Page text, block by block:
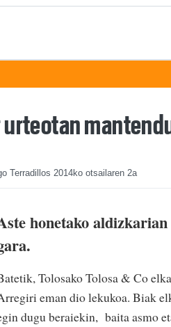
Terradillos 2014ko otsailaren 2a
honetako
Tolosako Tolosa & Co
eman dio lekukoa. Biak
dugu beraiekin, baita asmo